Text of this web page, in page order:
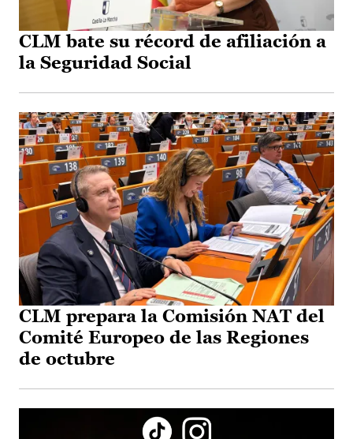
CLM bate su récord de afiliación a
la Seguridad Social
CLM prepara la Comisión NAT del
Comité Europeo de las Regiones
de octubre